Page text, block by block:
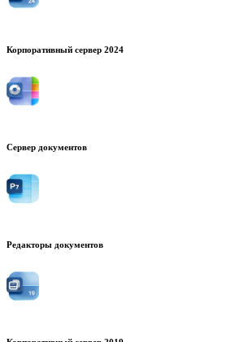
Корпоративный сервер 2024
Сервер документов
Редакторы документов